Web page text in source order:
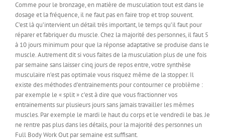
Comme pour le bronzage, en matière de musculation tout est dans le
dosage et la fréquence, il ne faut pas en faire trop et trop souvent.
C’est là qu’intervient un détail très important, le temps qu’il faut pour
réparer et fabriquer du muscle. Chez la majorité des personnes, il faut 5
à 10 jours minimum pour que la réponse adaptative se produise dans le
muscle. Autrement dit si vous faites de la musculation plus de une fois
par semaine sans laisser cinq jours de repos entre, votre synthèse
musculaire n’est pas optimale vous risquez même de la stopper. Il
existe des méthodes d’entrainements pour contourner ce problème :
par exemple le « split » c’est à dire que vous fractionner vos
entrainements sur plusieurs jours sans jamais travailler les mêmes
muscles. Par exemple le mardi le haut du corps et le vendredi le bas. Je
ne rentre pas plus dans les détails, pour la majorité des personnes un
Full Body Work Out par semaine est suffisant.